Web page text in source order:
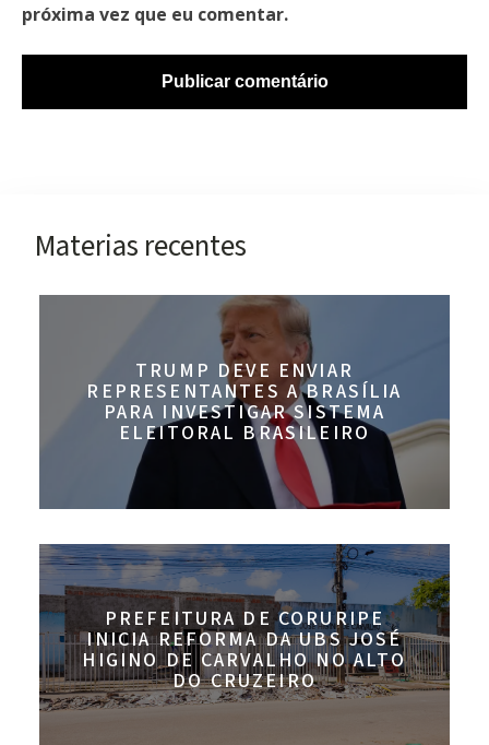
próxima vez que eu comentar.
Materias recentes
TRUMP DEVE ENVIAR
REPRESENTANTES A BRASÍLIA
PARA INVESTIGAR SISTEMA
ELEITORAL BRASILEIRO
PREFEITURA DE CORURIPE
INICIA REFORMA DA UBS JOSÉ
HIGINO DE CARVALHO NO ALTO
DO CRUZEIRO